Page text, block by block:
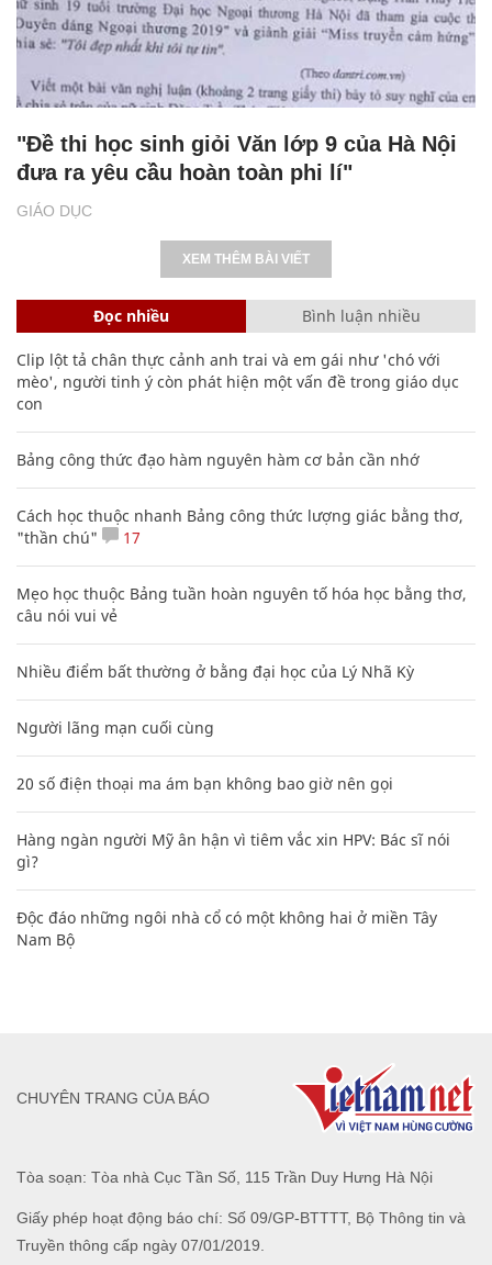
GIÁO DỤC
"Đề thi học sinh giỏi Văn lớp 9 của Hà Nội
đưa ra yêu cầu hoàn toàn phi lí"
XEM THÊM BÀI VIẾT
Đọc nhiều Bình luận nhiều
Clip lột tả chân thực cảnh anh trai và em gái như 'chó với
mèo', người tinh ý còn phát hiện một vấn đề trong giáo dục
con
Bảng công thức đạo hàm nguyên hàm cơ bản cần nhớ
Cách học thuộc nhanh Bảng công thức lượng giác bằng thơ,
"thần chú"
17
Mẹo học thuộc Bảng tuần hoàn nguyên tố hóa học bằng thơ,
câu nói vui vẻ
Nhiều điểm bất thường ở bằng đại học của Lý Nhã Kỳ
Người lãng mạn cuối cùng
20 số điện thoại ma ám bạn không bao giờ nên gọi
Hàng ngàn người Mỹ ân hận vì tiêm vắc xin HPV: Bác sĩ nói
gì?
Độc đáo những ngôi nhà cổ có một không hai ở miền Tây
Nam Bộ
Tòa soạn: Tòa nhà Cục Tần Số, 115 Trần Duy Hưng Hà Nội
Giấy phép hoạt động báo chí: Số 09/GP-BTTTT, Bộ Thông tin và
Truyền thông cấp ngày 07/01/2019.
CHUYÊN TRANG CỦA BÁO